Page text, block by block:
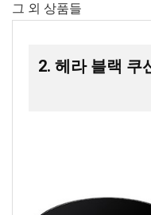
그 외 상품들
2. 헤라 블랙 쿠